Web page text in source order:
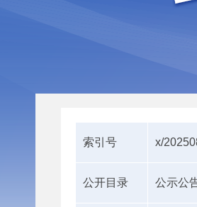
索引号 x/
公开目录 公示公